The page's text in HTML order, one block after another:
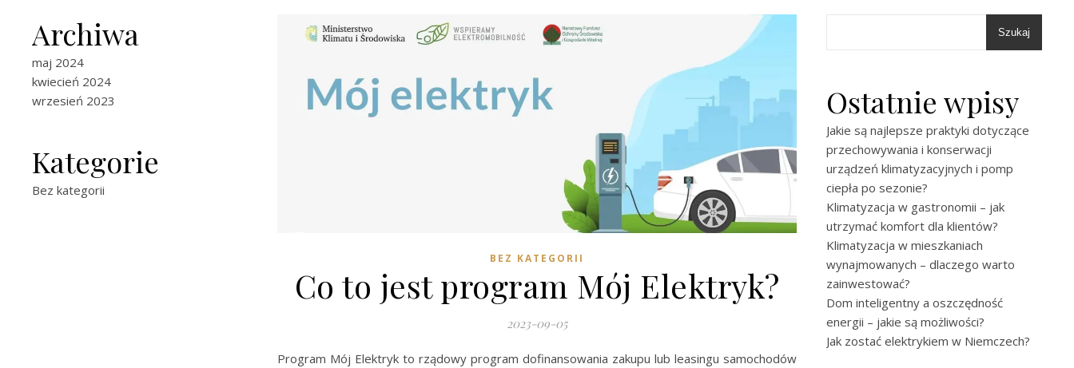
Archiwa
maj 2024
kwiecień 2024
wrzesień 2023
Kategorie
Bez kategorii
BEZ KATEGORII
Co to jest program Mój Elektryk?
2023-09-05
Program Mój Elektryk to rządowy program dofinansowania zakupu lub leasingu samochodów
Szukaj
Ostatnie wpisy
Jakie są najlepsze praktyki dotyczące
przechowywania i konserwacji
urządzeń klimatyzacyjnych i pomp
ciepła po sezonie?
Klimatyzacja w gastronomii – jak
utrzymać komfort dla klientów?
Klimatyzacja w mieszkaniach
wynajmowanych – dlaczego warto
zainwestować?
Dom inteligentny a oszczędność
energii – jakie są możliwości?
Jak zostać elektrykiem w Niemczech?